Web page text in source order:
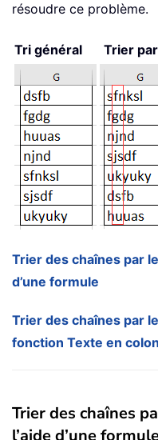
résoudre ce problème.
Tri général Trier
Trier des chaînes par
d’une formule
Trier des chaînes par
fonction Texte en
Trier des chaînes